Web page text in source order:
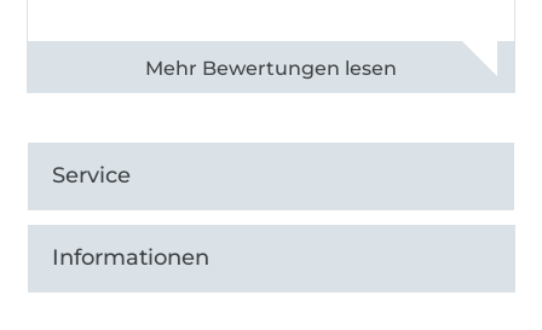
Alle 82968 Bewertungen ansehen
Service
Informationen